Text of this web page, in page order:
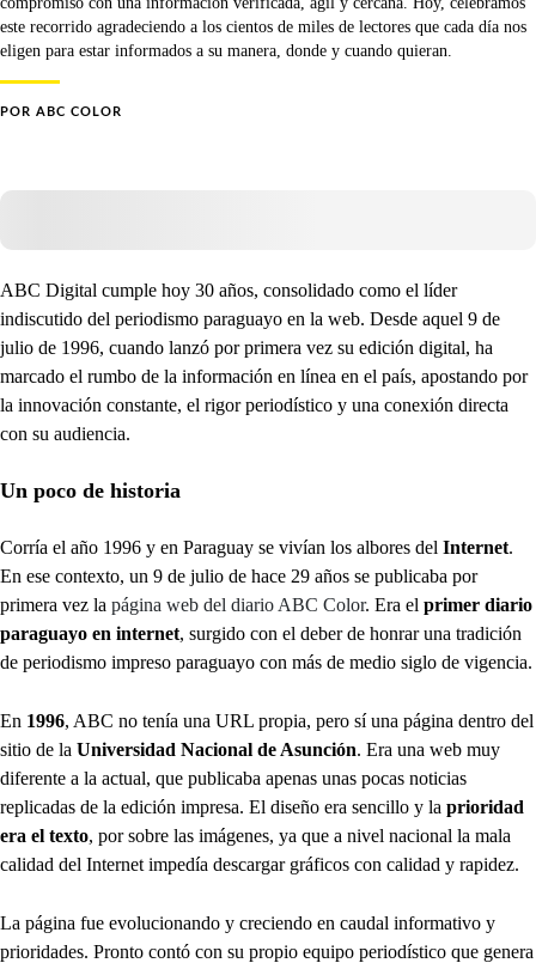
este recorrido agradeciendo a los cientos de miles de lectores que cada día nos
eligen para estar informados a su manera, donde y cuando quieran.
POR ABC COLOR
ABC Digital cumple hoy 30 años, consolidado como el líder
indiscutido del periodismo paraguayo en la web. Desde aquel 9 de
julio de 1996, cuando lanzó por primera vez su edición digital, ha
marcado el rumbo de la información en línea en el país, apostando por
la innovación constante, el rigor periodístico y una conexión directa
con su audiencia.
Un poco de historia
Corría el año 1996 y en Paraguay se vivían los albores del Internet.
En ese contexto, un 9 de julio de hace 29 años se publicaba por
primera vez la página web del diario ABC Color. Era el primer diario
paraguayo en internet, surgido con el deber de honrar una tradición
de periodismo impreso paraguayo con más de medio siglo de vigencia.
En 1996, ABC no tenía una URL propia, pero sí una página dentro del
sitio de la Universidad Nacional de Asunción. Era una web muy
diferente a la actual, que publicaba apenas unas pocas noticias
replicadas de la edición impresa. El diseño era sencillo y la prioridad
era el texto, por sobre las imágenes, ya que a nivel nacional la mala
calidad del Internet impedía descargar gráficos con calidad y rapidez.
La página fue evolucionando y creciendo en caudal informativo y
prioridades. Pronto contó con su propio equipo periodístico que genera